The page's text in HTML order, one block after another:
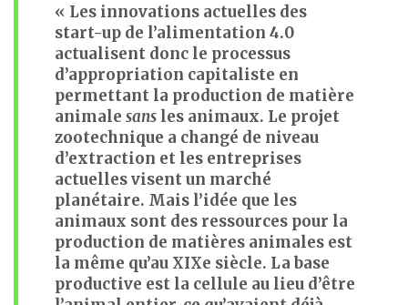
« Les innovations actuelles des
start-up de l’alimentation 4.0
actualisent donc le processus
d’appropriation capitaliste en
permettant la production de matière
animale sans les animaux. Le projet
zootechnique a changé de niveau
d’extraction et les entreprises
actuelles visent un marché
planétaire. Mais l’idée que les
animaux sont des ressources pour la
production de matières animales est
la même qu’au XIXe siècle. La base
productive est la cellule au lieu d’être